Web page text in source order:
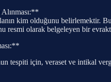
kim olduğunu belirlemektir.
olarak belgeleyen bir
tespiti için, veraset ve intikal